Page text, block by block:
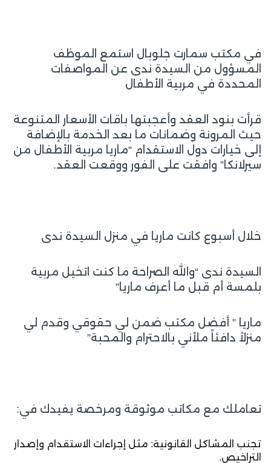
في مكتب سمارت جلوبال استمع الموظف
المسؤول من السيدة ندى عن المواصفات
المحددة في مربية الأطفال
قرأت بنود العقد وأعجبتها باقات الأسعار المتنوعة
حيث المرونة وضمانات ما بعد الخدمة بالإضافة
إلى خيارات دول الاستقدام “ماريا مربية الأطفال من
سيرلانكا” وافقت على الفور ووقعت العقد.
خلال أسبوع كانت ماريا في منزل السيدة ندى
السيدة ندى “والله الصراحة ما كنت اتخيل مربية
بلمسة أم قبل ما أعرف ماريا”
ماريا ” أفضل مكتب ضمن لي حقوقي وقدم لي
منزلاً دافئاً ملأني بالاحترام والمحبة”
تعاملك مع مكاتب موثوقة ومرخصة يفيدك في:
تجنب المشاكل القانونية: مثل إجراءات الاستقدام وإصدار
التراخيص.